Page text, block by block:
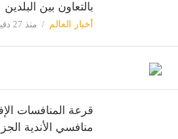
بالتعاون بين البلدين
أخبار العالم منذ 27 دقيقة
قرعة المنافسات
منافسي الأندية